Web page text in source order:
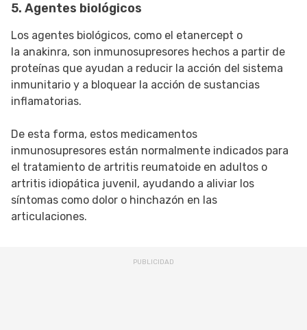
5. Agentes biológicos
Los agentes biológicos, como el etanercept o
la anakinra, son inmunosupresores hechos a partir de
proteínas que ayudan a reducir la acción del sistema
inmunitario y a bloquear la acción de sustancias
inflamatorias.
De esta forma, estos medicamentos
inmunosupresores están normalmente indicados para
el tratamiento de artritis reumatoide en adultos o
artritis idiopática juvenil, ayudando a aliviar los
síntomas como dolor o hinchazón en las
articulaciones.